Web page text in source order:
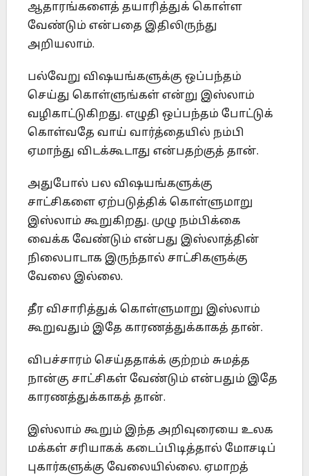
ஆதாரங்களைத் தயாரித்துக் கொள்ள
வேண்டும் என்பதை இதிலிருந்து
அறியலாம்.
பல்வேறு விஷயங்களுக்கு ஒப்பந்தம்
செய்து கொள்ளுங்கள் என்று இஸ்லாம்
வழிகாட்டுகிறது. எழுதி ஒப்பந்தம் போட்டுக்
கொள்வதே வாய் வார்த்தையில் நம்பி
ஏமாந்து விடக்கூடாது என்பதற்குத் தான்.
அதுபோல் பல விஷயங்களுக்கு
சாட்சிகளை ஏற்படுத்திக் கொள்ளுமாறு
இஸ்லாம் கூறுகிறது. முழு நம்பிக்கை
வைக்க வேண்டும் என்பது இஸ்லாத்தின்
நிலைபாடாக இருந்தால் சாட்சிகளுக்கு
வேலை இல்லை.
தீர விசாரித்துக் கொள்ளுமாறு இஸ்லாம்
கூறுவதும் இதே காரணத்துக்காகத் தான்.
விபச்சாரம் செய்ததாக்க் குற்றம் சுமத்த
நான்கு சாட்சிகள் வேண்டும் என்பதும் இதே
காரணத்துக்காகத் தான்.
இஸ்லாம் கூறும் இந்த அறிவுரையை உலக
மக்கள் சரியாகக் கடைப்பிடித்தால் மோசடிப்
புகார்களுக்கு வேலையில்லை. ஏமாறத்